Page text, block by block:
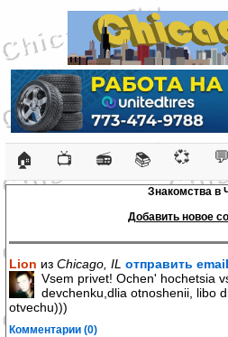
🏠 📺 📻 📚 💞 💬
Знакомства в
Добавить новое
Lion из Chicago, IL отправить email
Vsem privet! Ochen' hochetsia
devchenku,dlia otnoshenii, libo
otvechu)))
Комментарии (0)